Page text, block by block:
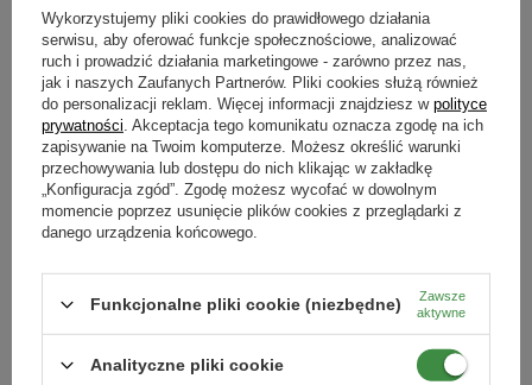
Prace w ogrodzie w listopadzie -
kompletny poradnik, jak
przygotować ogród do zimy
Jesienne prace w ogrodzie: pielęgnacja
roślin, ochrona przed mrozem,
nawożenie i porządki. Sprawdź, jak
przygotować ogród do zimy krok po
kroku.
Jesienne nawożenie roślin –
przygotować ogród na zimę?
Jesienne nawożenie to kluczowy
który pomoże wzmocnić rośliny przed
nadejściem zimy i przygotować je
bujnego wzrostu wiosną.
ZOBACZ WSZYSTKIE
Wykorzystujemy pliki cookies do prawidłowego działania
serwisu, aby oferować funkcje społecznościowe, analizować
ruch i prowadzić działania marketingowe - zarówno przez nas,
jak i naszych Zaufanych Partnerów. Pliki cookies służą również
do personalizacji reklam. Więcej informacji znajdziesz w polityce
prywatności . Akceptacja tego komunikatu oznacza zgodę na ich
zapisywanie na Twoim komputerze. Możesz określić warunki
przechowywania lub dostępu do nich klikając w zakładkę
„Konfiguracja zgód”. Zgodę możesz wycofać w dowolnym
momencie poprzez usunięcie plików cookies z przeglądarki z
danego urządzenia końcowego.
Funkcjonalne pliki cookie (niezbędne)
Zawsze
aktywne
Analityczne pliki cookie